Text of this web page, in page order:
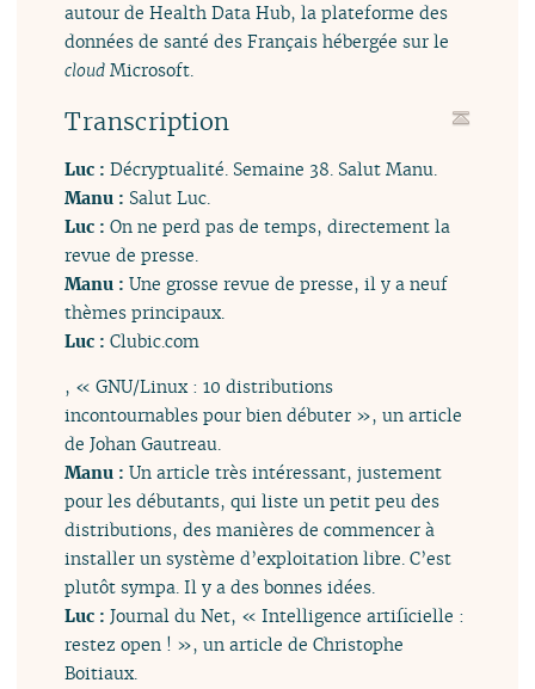
autour de Health Data Hub, la plateforme des
données de santé des Français hébergée sur le
cloud Microsoft.
Transcription
Luc :Décryptualité. Semaine 38. Salut Manu.
Manu : Salut Luc.
Luc :On ne perd pas de temps, directement la
revue de presse.
Manu :Une grosse revue de presse, il y a neuf
thèmes principaux.
Luc :Clubic.com
, « GNU/Linux : 10 distributions
incontournables pour bien débuter », un article
de Johan Gautreau.
Manu :Un article très intéressant, justement
pour les débutants, qui liste un petit peu des
distributions, des manières de commencer à
installer un système d’exploitation libre. C’est
plutôt sympa. Il y a des bonnes idées.
Luc :Journal du Net, « Intelligence artificielle :
restez open ! », un article de Christophe
Boitiaux.